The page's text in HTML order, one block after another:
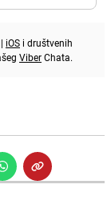
| iOS i društvenih
ViberChata.